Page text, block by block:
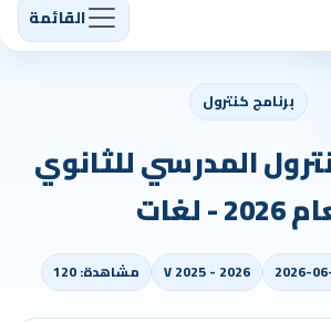
القائمة
برنامج كنترول
المدرسي للثانوي
- لغات
2026-
V 2025 - 2026 مشاهدة: 120